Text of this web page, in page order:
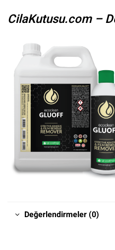
CilaKutusu.com –
Değerlendirmeler (0)